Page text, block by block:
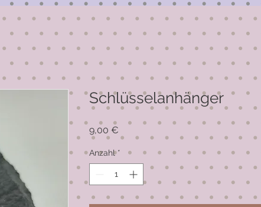
Schlüsselanhänger
9,00 €
Anzahl *